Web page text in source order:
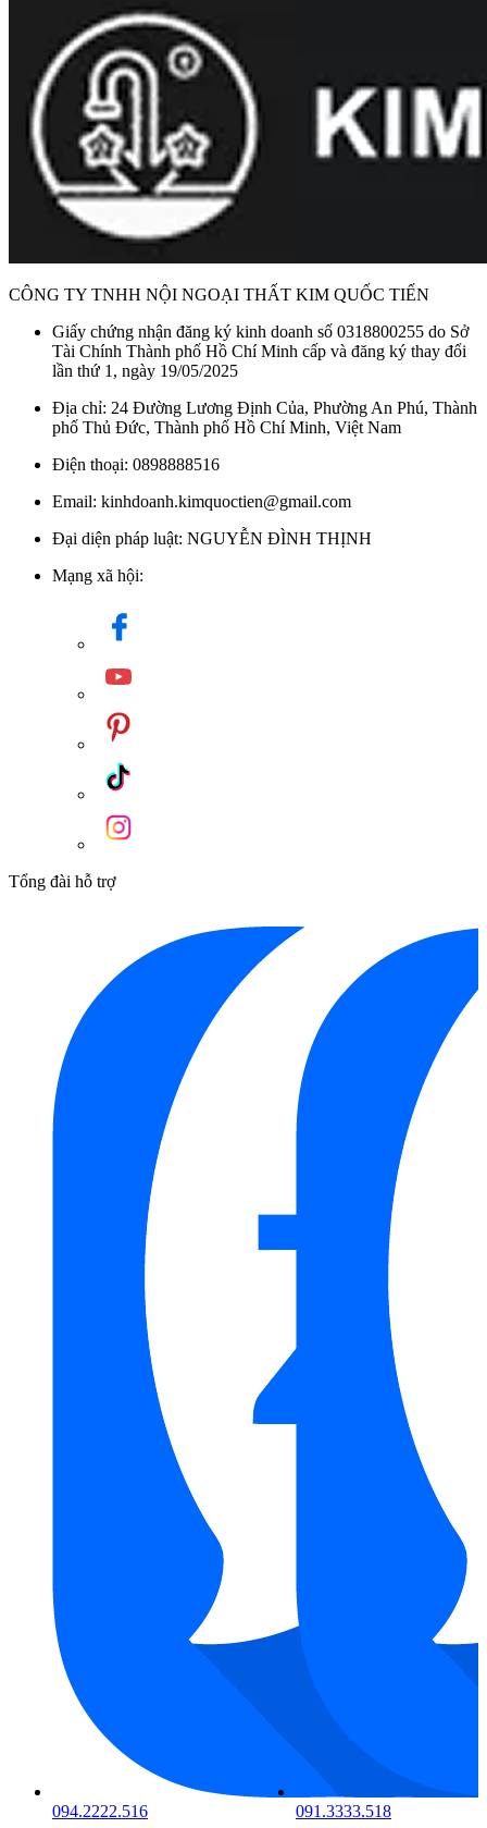
Chi Tiết Mặt Dưới Của Chậu Rửa Lavabo INAX AL-445V Đặt Bàn
Công nghệ men sứ chống bẩn AQUA CERAMIC từ INAX
Thiết Kể Vàng Sang Trọng Mang Lại Vẻ Đẹp Cho Sản Phẩm Lavabo
INAX AL-445V Đặt Bàn
Lavabo INAX AL-445V Được Thiết Kế Hiện Đại Sang Trọng
CÔNG TY TNHH NỘI NGOẠI THẤT KIM QUỐC TIẾN
Giấy chứng nhận đăng ký kinh doanh số 0318800255 do Sở
Tài Chính Thành phố Hồ Chí Minh cấp và đăng ký thay đổi
lần thứ 1, ngày 19/05/2025
Địa chỉ: 24 Đường Lương Định Của, Phường An Phú, Thành
phố Thủ Đức, Thành phố Hồ Chí Minh, Việt Nam
Điện thoại: 0898888516
Email: kinhdoanh.kimquoctien@gmail.com
Đại diện pháp luật: NGUYỄN ĐÌNH THỊNH
Mạng xã hội:
Tổng đài hỗ trợ
094.2222.516 091.3333.518